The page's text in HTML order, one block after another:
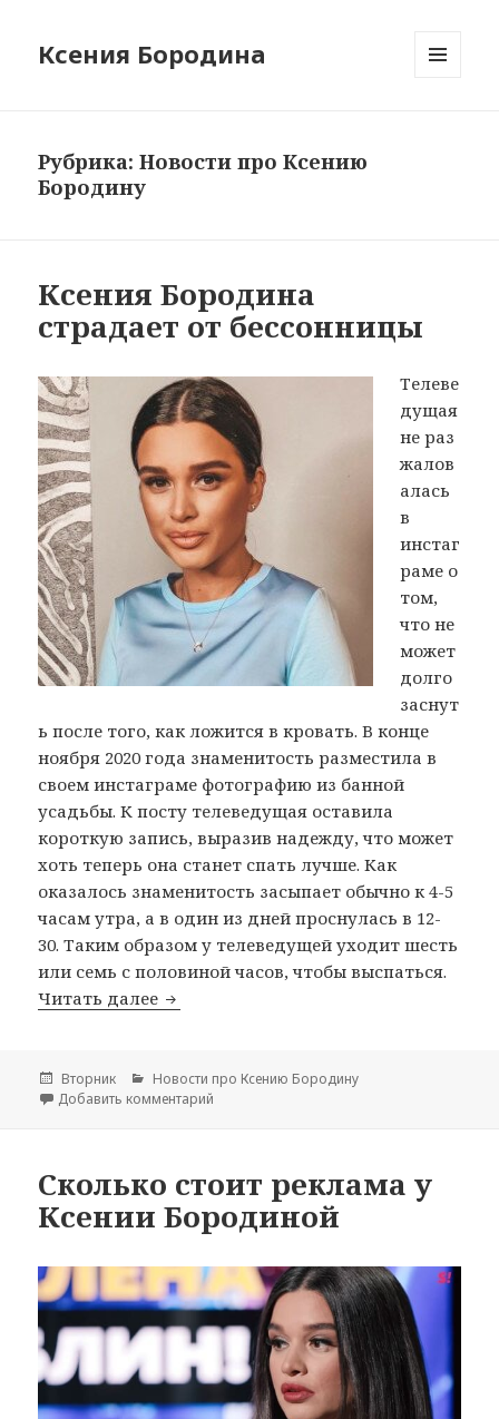
Ксения Бородина
Рубрика: Новости про Ксению
Бородину
Ксения Бородина
страдает от бессонницы
Телеве
дущая
не раз
жалов
алась
в
инстаг
раме о
том,
что не
может
долго
заснут
ь после того, как ложится в кровать. В конце
ноября 2020 года знаменитость разместила в
своем инстаграме фотографию из банной
усадьбы. К посту телеведущая оставила
короткую запись, выразив надежду, что может
хоть теперь она станет спать лучше. Как
оказалось знаменитость засыпает обычно к 4-5
часам утра, а в один из дней проснулась в 12-
30. Таким образом у телеведущей уходит шесть
или семь с половиной часов, чтобы выспаться.
Читать далее Ксения Бородина страдает от
Опубликовано
Вторник Рубрики
Новости про Ксению Бородину
Добавить комментарий
Сколько стоит реклама у
Ксении Бородиной